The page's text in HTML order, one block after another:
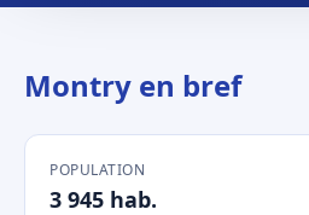
Montry en bref
POPULATION
3 945 hab.